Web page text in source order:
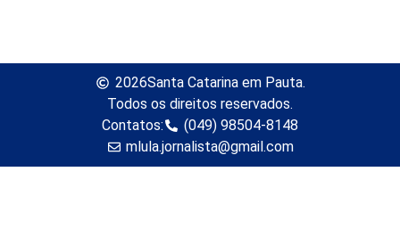
2026Santa Catarina em Pauta.
Todos os direitos reservados.
Contatos:
(049) 98504-8148
mlula.jornalista@gmail.com